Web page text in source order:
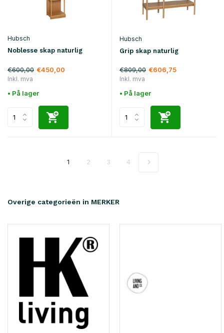
Hubsch
Noblesse skap naturlig
€600,00 €450,00
Inkl. mva
• På lager
Hubsch
Grip skap naturlig
€809,00 €606,75
Inkl. mva
• På lager
1 2 3 4
Overige categorieën in MERKER